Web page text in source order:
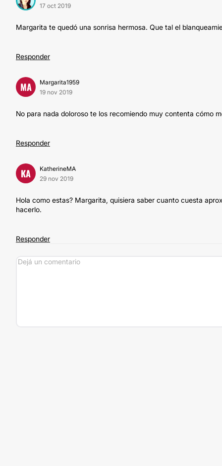
17 oct 2019
Margarita te quedó una sonrisa hermosa. Que tal el
Responder
MA
Margarita1959
19 nov 2019
No para nada doloroso te los recomiendo muy contenta cómo
Responder
KA
KatherineMA
29 nov 2019
Hola como estas? Margarita, quisiera saber cuanto cuesta
hacerlo.
Responder